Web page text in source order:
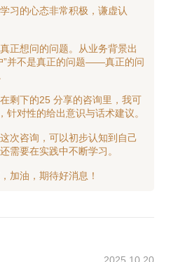
习的心态非常积极，谦虚认
正想问的问题。从业务背景出
”并不是真正的问题——真正的问
剩下的25 分享的咨询里，我可
针对性的给出意识与话术建议。
次咨询，可以初步认知到自己
需要在实践中不断学习。
2025.10.20